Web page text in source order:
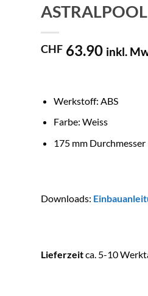
CHF 63.90 inkl.
Werkstoff: ABS
Farbe: Weiss
175 mm Durchmesser
Downloads:
Lieferzeitca. 5-10